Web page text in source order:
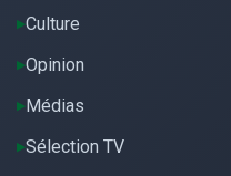
Culture
Opinion
Médias
Sélection TV